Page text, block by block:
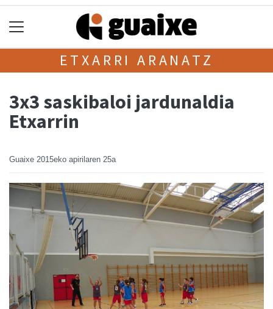
ETXARRI ARANATZ
3x3 saskibaloi jardunaldia
Etxarrin
Guaixe 2015eko apirilaren 25a